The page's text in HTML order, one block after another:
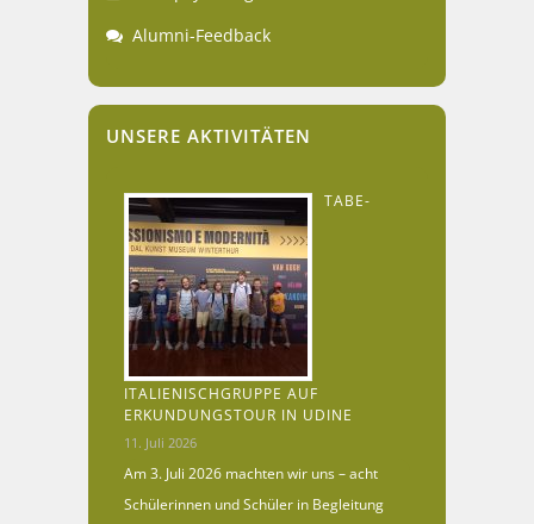
Alumni-Feedback
UNSERE AKTIVITÄTEN
TABE-
ITALIENISCHGRUPPE AUF
ERKUNDUNGSTOUR IN UDINE
11. Juli 2026
Am 3. Juli 2026 machten wir uns – acht
Schülerinnen und Schüler in Begleitung